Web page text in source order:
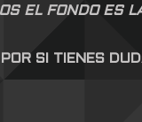
EL FONDO ES
POR SI TIENES